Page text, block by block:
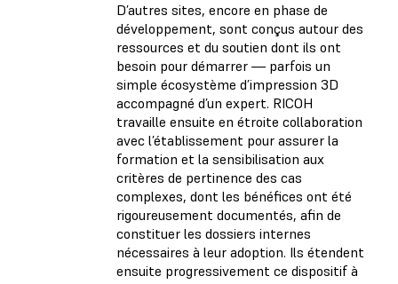
D’autres sites, encore en phase de
développement, sont conçus autour des
ressources et du soutien dont ils ont
besoin pour démarrer — parfois un
simple écosystème d’impression 3D
accompagné d’un expert. RICOH
travaille ensuite en étroite collaboration
avec l’établissement pour assurer la
formation et la sensibilisation aux
critères de pertinence des cas
complexes, dont les bénéfices ont été
rigoureusement documentés, afin de
constituer les dossiers internes
nécessaires à leur adoption. Ils étendent
ensuite progressivement ce dispositif à